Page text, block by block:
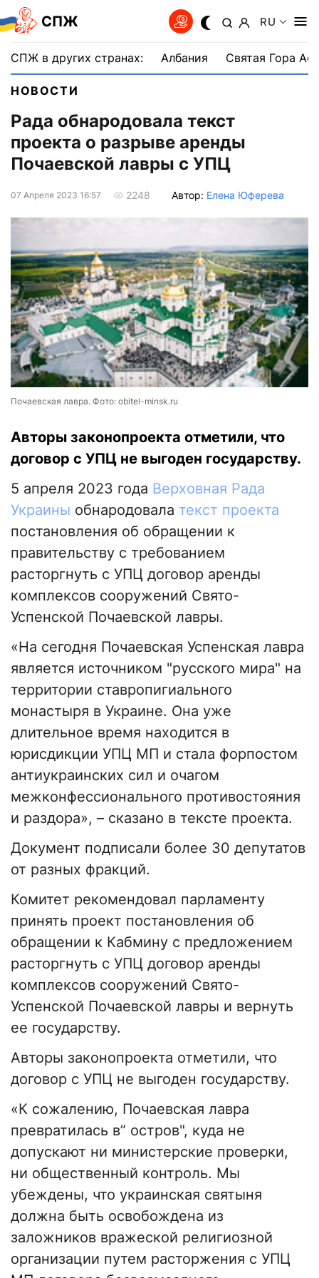
СПЖ RU
СПЖ в других странах: Албания Святая Гора
НОВОСТИ
Рада обнародовала текст
проекта о разрыве аренды
Почаевской лавры с УПЦ
07 Апреля 2023 16:57 2248 Автор: Елена Юферева
Почаевская лавра. Фото: obitel-minsk.ru
Авторы законопроекта отметили, что
договор с УПЦ не выгоден государству.
5 апреля 2023 года Верховная Рада
Украины обнародовала текст проекта
постановления об обращении к
правительству с требованием
расторгнуть с УПЦ договор аренды
комплексов сооружений Свято-
Успенской Почаевской лавры.
«На сегодня Почаевская Успенская лавра
является источником "русского мира" на
территории ставропигиального
монастыря в Украине. Она уже
длительное время находится в
юрисдикции УПЦ МП и стала форпостом
антиукраинских сил и очагом
межконфессионального противостояния
и раздора», – сказано в тексте проекта.
Документ подписали более 30 депутатов
от разных фракций.
Комитет рекомендовал парламенту
принять проект постановления об
обращении к Кабмину с предложением
расторгнуть с УПЦ договор аренды
комплексов сооружений Свято-
Успенской Почаевской лавры и вернуть
ее государству.
Авторы законопроекта отметили, что
договор с УПЦ не выгоден государству.
«К сожалению, Почаевская лавра
превратилась в” остров", куда не
допускают ни министерские проверки,
ни общественный контроль. Мы
убеждены, что украинская святыня
должна быть освобождена из
заложников вражеской религиозной
организации путем расторжения с УПЦ